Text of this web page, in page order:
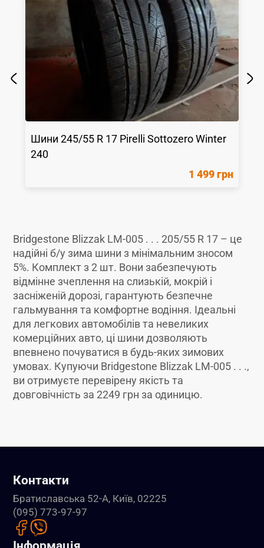
Шини245/55 R 17 Pirelli Sottozero Winter
240
1 499 грн
Bridgestone Blizzak LM-005 . . . 205/55 R 17 – це
надійні б/у зима шини з мінімальним зносом
5%. Комплект з 2 шт. Вони забезпечують
відмінне зчеплення на слизькій, мокрій і
засніженій дорозі, гарантують безпечне
гальмування та комфортне водіння. Ідеальні
для легкових автомобілів та невеликих
комерційних авто, ці шини дозволяють
впевнено почуватися в будь-яких зимових
умовах. Купуючи Bridgestone Blizzak LM-005 . . .,
ви отримуєте перевірену якість та
довговічність за 2249 грн за одиницю.
Контакти
Братиславська 52-А, Київ, 02225
(095) 773-97-97